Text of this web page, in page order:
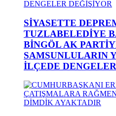
SİYASETTE
TUZLABELEDİYE
BİNGÖL AK
SAMSUNLULARIN
İLÇEDE